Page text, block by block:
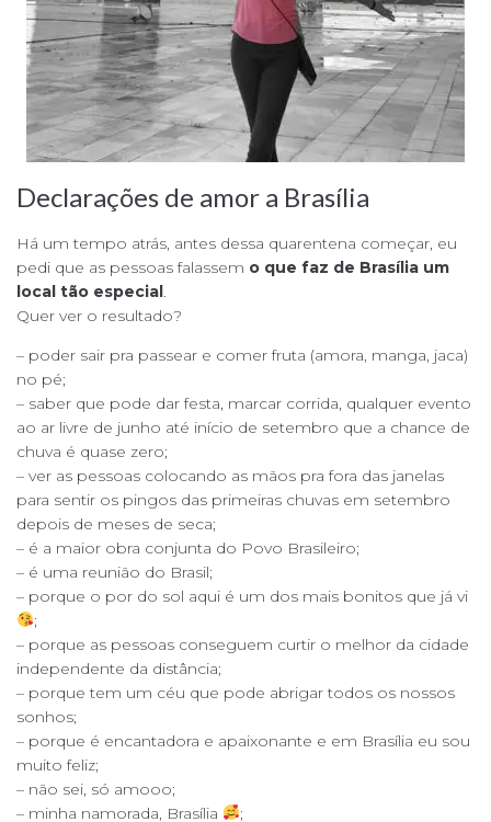
Declarações de amor a Brasília
Há um tempo atrás, antes dessa quarentena começar, eu
pedi que as pessoas falassem o que faz de Brasília um
local tão especial
Quer ver o resultado?
– poder sair pra passear e comer fruta (amora, manga, jaca)
no pé;
– saber que pode dar festa, marcar corrida, qualquer evento
ao ar livre de junho até início de setembro que a chance de
chuva é quase zero;
– ver as pessoas colocando as mãos pra fora das janelas
para sentir os pingos das primeiras chuvas em setembro
depois de meses de seca;
– é a maior obra conjunta do Povo Brasileiro;
– é uma reunião do Brasil;
– porque o por do sol aqui é um dos mais bonitos que já vi
;
– porque as pessoas conseguem curtir o melhor da cidade
independente da distância;
– porque tem um céu que pode abrigar todos os nossos
sonhos;
– porque é encantadora e apaixonante e em Brasília eu sou
muito feliz;
– não sei, só amooo;
– minha namorada, Brasília
;